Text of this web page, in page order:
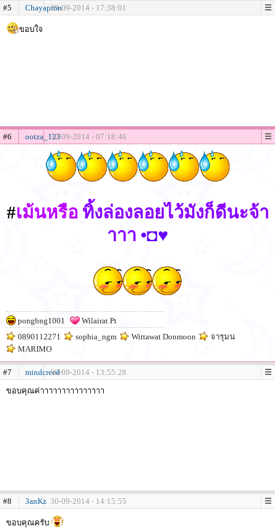
#5 Chayapron29-09-2014 - 17:38:01
ขอบใจ
#6 ootza_12330-09-2014 - 07:18:46
#เม้นหรือ ทิ้งล่องลอยไว้มังก็ดีนะจ้า
าาา •◘♥
pongbng1001
Wilairat Pt
0890112271
sophia_ngm Wittawat Donmoon
จารุมน
MARIMO
#7 mindcreed30-09-2014 - 13:55:28
ขอบคุณค่าาาาาาาาาาาาาาา
#8 3anKz 30-09-2014 - 14:15:55
ขอบคุณครับ